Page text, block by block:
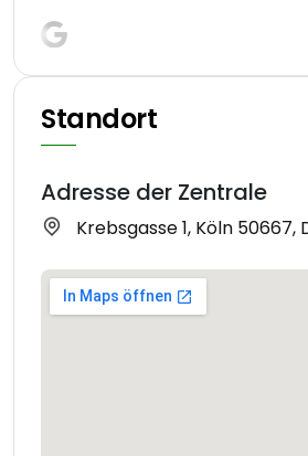
Standort
Adresse der Zentrale
Krebsgasse 1, Köln